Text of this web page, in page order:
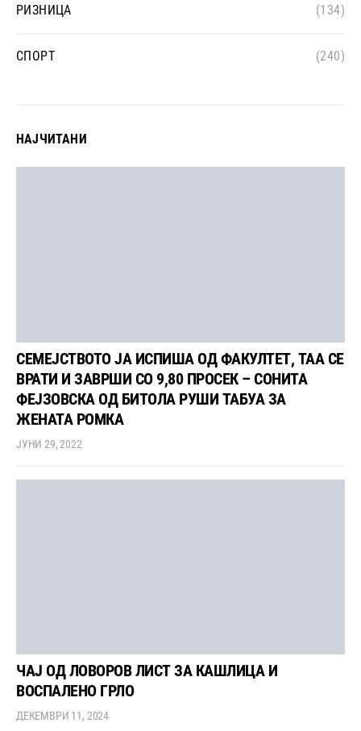
РИЗНИЦА (134)
СПОРТ (240)
НАЈЧИТАНИ
СЕМЕЈСТВОТО ЈА ИСПИША ОД ФАКУЛТЕТ, ТАА СЕ
ВРАТИ И ЗАВРШИ СО 9,80 ПРОСЕК – СОНИТА
ФЕЈЗОВСКА ОД БИТОЛА РУШИ ТАБУА ЗА
ЖЕНАТА РОМКА
ЈУНИ 29, 2022
ЧАЈ ОД ЛОВОРОВ ЛИСТ ЗА КАШЛИЦА И
ВОСПАЛЕНО ГРЛО
ДЕКЕМВРИ 11, 2024